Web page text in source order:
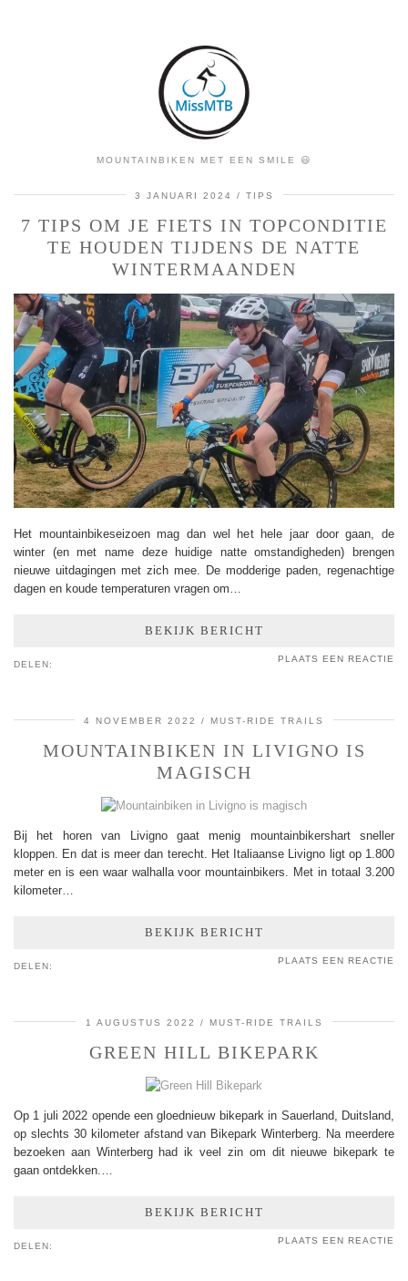
MOUNTAINBIKEN MET EEN SMILE 😃
3 JANUARI 2024 TIPS
7 TIPS OM JE FIETS IN TOPCONDITIE
TE HOUDEN TIJDENS DE NATTE
WINTERMAANDEN
Het mountainbikeseizoen mag dan wel het hele jaar door gaan, de
winter (en met name deze huidige natte omstandigheden) brengen
nieuwe uitdagingen met zich mee. De modderige paden, regenachtige
dagen en koude temperaturen vragen om…
BEKIJK BERICHT
DELEN:
PLAATS EEN REACTIE
4 NOVEMBER 2022 MUST-RIDE TRAILS
MOUNTAINBIKEN IN LIVIGNO IS
MAGISCH
Bij het horen van Livigno gaat menig mountainbikershart sneller
kloppen. En dat is meer dan terecht. Het Italiaanse Livigno ligt op 1.800
meter en is een waar walhalla voor mountainbikers. Met in totaal 3.200
kilometer…
BEKIJK BERICHT
DELEN:
PLAATS EEN REACTIE
1 AUGUSTUS 2022 MUST-RIDE TRAILS
GREEN HILL BIKEPARK
Op 1 juli 2022 opende een gloednieuw bikepark in Sauerland, Duitsland,
op slechts 30 kilometer afstand van Bikepark Winterberg. Na meerdere
bezoeken aan Winterberg had ik veel zin om dit nieuwe bikepark te
gaan ontdekken.…
BEKIJK BERICHT
DELEN:
PLAATS EEN REACTIE